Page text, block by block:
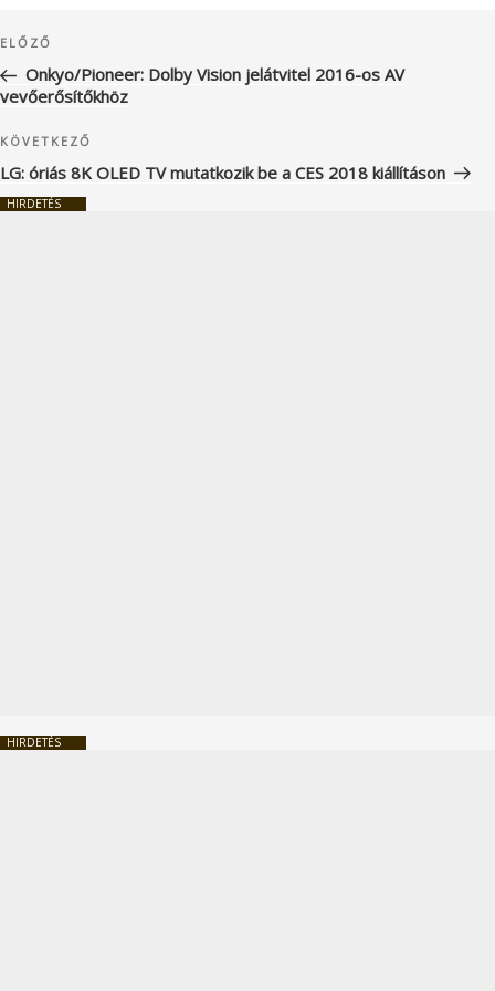
navigáció
Korábbi
bejegyzés
ELŐZŐ
Onkyo/Pioneer: Dolby Vision jelátvitel 2016-os AV
vevőerősítőkhöz
Következő
bejegyzés
KÖVETKEZŐ
LG: óriás 8K OLED TV mutatkozik be a CES 2018 kiállításon
HIRDETÉS
HIRDETÉS